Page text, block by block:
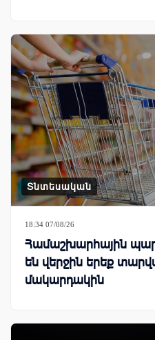
Տնտեսական
18:34 07/08/26
Համաշխարհային
են վերջին երեք
մակարդակին